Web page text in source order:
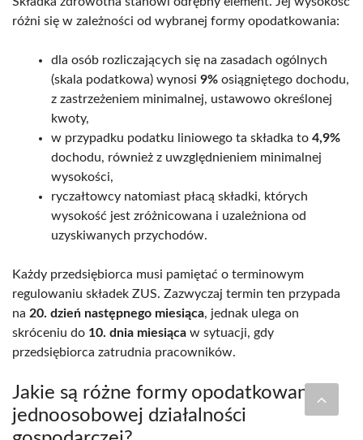
różni się w zależności od wybranej formy opodatkowania:
dla osób rozliczających się na zasadach ogólnych
(skala podatkowa) wynosi 9% osiągniętego dochodu,
z zastrzeżeniem minimalnej, ustawowo określonej
kwoty,
w przypadku podatku liniowego ta składka to 4,9%
dochodu, również z uwzględnieniem minimalnej
wysokości,
ryczałtowcy natomiast płacą składki, których
wysokość jest zróżnicowana i uzależniona od
uzyskiwanych przychodów.
Każdy przedsiębiorca musi pamiętać o terminowym
regulowaniu składek ZUS. Zazwyczaj termin ten przypada
na 20. dzień następnego miesiąca, jednak ulega on
skróceniu do 10. dnia miesiąca w sytuacji, gdy
przedsiębiorca zatrudnia pracowników.
Jakie są różne formy opodatkowania
jednoosobowej działalności